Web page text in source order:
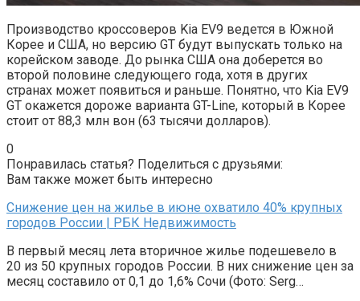
Производство кроссоверов Kia EV9 ведется в Южной
Корее и США, но версию GT будут выпускать только на
корейском заводе. До рынка США она доберется во
второй половине следующего года, хотя в других
странах может появиться и раньше. Понятно, что Kia EV9
GT окажется дороже варианта GT-Line, который в Корее
стоит от 88,3 млн вон (63 тысячи долларов).
0
Понравилась статья? Поделиться с друзьями:
Вам также может быть интересно
Снижение цен на жилье в июне охватило 40% крупных
городов России | РБК Недвижимость
В первый месяц лета вторичное жилье подешевело в
20 из 50 крупных городов России. В них снижение цен за
месяц составило от 0,1 до 1,6% Сочи (Фото: Serg…